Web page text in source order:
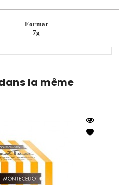
Format
7g
la même